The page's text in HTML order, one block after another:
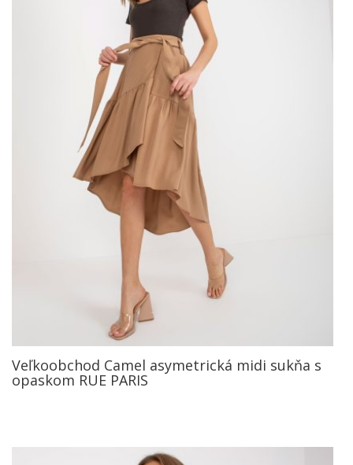
Veľkoobchod Camel asymetrická midi sukňa s
opaskom RUE PARIS